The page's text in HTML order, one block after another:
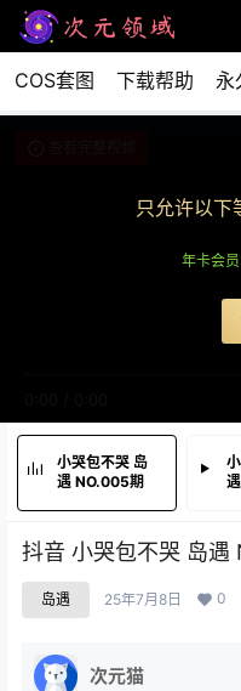
COS套图 下载帮助 永
只允许以下
年卡会员
小哭包不哭 岛
遇 NO.005期
抖音 小哭包不哭 岛
岛遇 25年7月8日 0
次元猫